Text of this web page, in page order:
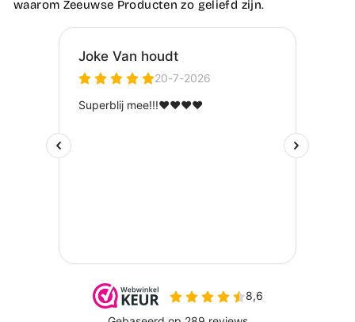
waarom Zeeuwse Producten zo geliefd zijn.